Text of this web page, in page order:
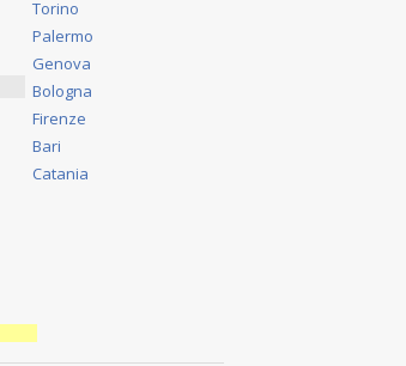
Torino
Palermo
Genova
Bologna
Firenze
Bari
Catania